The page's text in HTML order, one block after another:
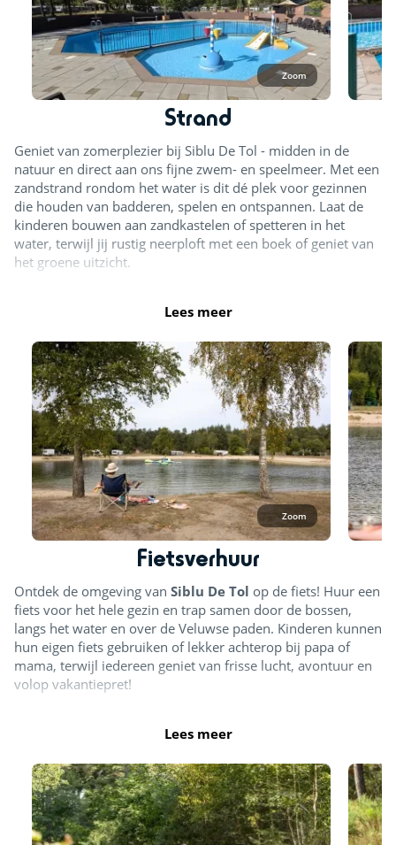
Zoom
Strand
Geniet van zomerplezier bij Siblu De Tol - midden in de
natuur en direct aan ons fijne zwem- en speelmeer. Met een
zandstrand rondom het water is dit dé plek voor gezinnen
die houden van badderen, spelen en ontspannen. Laat de
kinderen bouwen aan zandkastelen of spetteren in het
water, terwijl jij rustig neerploft met een boek of geniet van
het groene uitzicht.
Lees meer
Zoom
Fietsverhuur
Ontdek de omgeving van Siblu De Tol op de fiets! Huur een
fiets voor het hele gezin en trap samen door de bossen,
langs het water en over de Veluwse paden. Kinderen kunnen
hun eigen fiets gebruiken of lekker achterop bij papa of
mama, terwijl iedereen geniet van frisse lucht, avontuur en
volop vakantiepret!
Lees meer